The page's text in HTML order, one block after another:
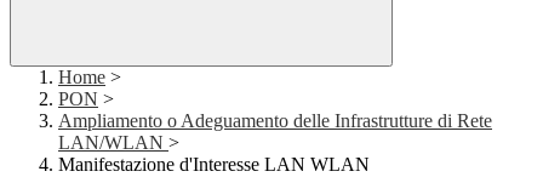
Home >
PON >
Ampliamento o Adeguamento delle Infrastrutture di Rete
LAN/WLAN >
Manifestazione d'Interesse LAN WLAN